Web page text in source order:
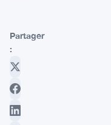
Partager
: